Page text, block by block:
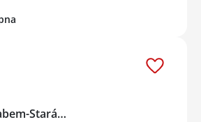
Stará…